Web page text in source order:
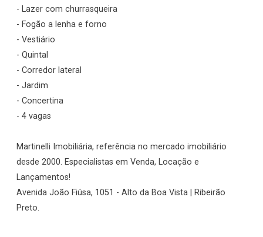
- Lazer com churrasqueira
- Fogão a lenha e forno
- Vestiário
- Quintal
- Corredor lateral
- Jardim
- Concertina
- 4 vagas
Martinelli Imobiliária, referência no mercado imobiliário
desde 2000. Especialistas em Venda, Locação e
Lançamentos!
Avenida João Fiúsa, 1051 - Alto da Boa Vista | Ribeirão
Preto.